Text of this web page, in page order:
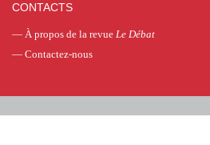
CONTACTS
— À propos de la revue Le Débat
— Contactez-nous